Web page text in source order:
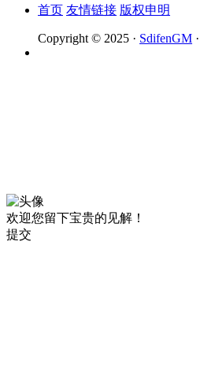
首页 友情链接 版权申明
Copyright © 2025 · SdifenGM ·
欢迎您留下宝贵的见解！
提交